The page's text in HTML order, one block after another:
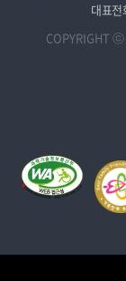
대표
COPYRIGHT ⓒ